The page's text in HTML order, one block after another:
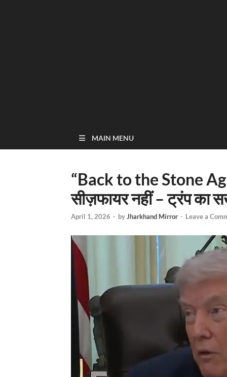
MAIN MENU
“Back to the Stone
सीज़फायर नहीं – ट्रंप का
April 1, 2026 - byJharkhand Mirror - Leave a